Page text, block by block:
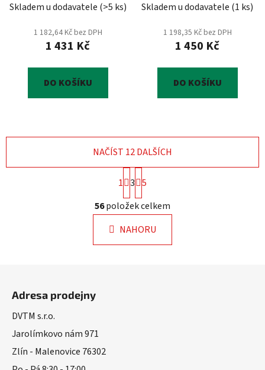
Skladem u dodavatele (>5 ks)
1 182,64 Kč bez DPH
1 431 Kč
DO KOŠÍKU
Skladem u dodavatele (1 ks)
1 198,35 Kč bez DPH
1 450 Kč
DO KOŠÍKU
O
v
l
á
d
NAČÍST 12 DALŠÍCH
S
t
r
á
n
k
1 3 5
56položek celkem
NAHORU
Adresa prodejny
DVTM s.r.o.
Jarolímkovo nám 971
Zlín - Malenovice 76302